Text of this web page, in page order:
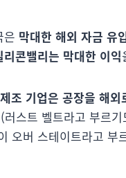
은 막대한 해외 자금 유
콘밸리는 막대한 이익
제조 기업은 공장을 해
스트 벨트라고 부르
오버 스테이트라고 부